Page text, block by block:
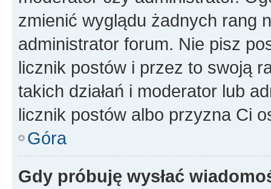
zmienić wyglądu żadnych rang
administrator forum. Nie pisz
licznik postów i przez to swoją
takich działań i moderator lub
licznik postów albo przyzna Ci
Góra
Gdy próbuję wysłać